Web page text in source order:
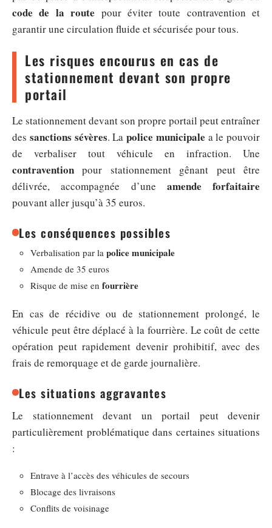
code de la route pour éviter toute contravention et
garantir une circulation fluide et sécurisée pour tous.
Les risques encourus en cas de
stationnement devant son propre
portail
Le stationnement devant son propre portail peut entraîner
des sanctions sévères. La police municipale a le pouvoir
de verbaliser tout véhicule en infraction. Une
contravention pour stationnement gênant peut être
délivrée, accompagnée d’une amende forfaitaire
pouvant aller jusqu’à 35 euros.
Les conséquences possibles
Verbalisation par la police municipale
Amende de 35 euros
Risque de mise en fourrière
En cas de récidive ou de stationnement prolongé, le
véhicule peut être déplacé à la fourrière. Le coût de cette
opération peut rapidement devenir prohibitif, avec des
frais de remorquage et de garde journalière.
Les situations aggravantes
Le stationnement devant un portail peut devenir
particulièrement problématique dans certaines situations
:
Entrave à l’accès des véhicules de secours
Blocage des livraisons
Conflits de voisinage